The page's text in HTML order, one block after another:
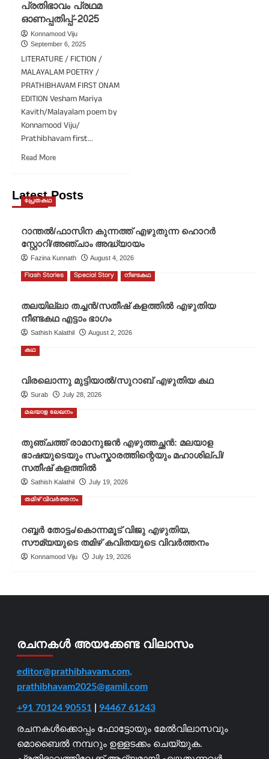
എഴുതിയ,
സൗമ്യയുടെ
തമിഴ്
കവിതയുടെ
വിവർത്തനം
പ്രതിഭാവം പ്രഥമ
ഓണപ്പതിപ്പ്-2025
Konnamood Viju
September 6, 2025
LITERATURE / FICTION /
MALAYALAM POETRY /
PRATHIBHAVAM FIRST ONAM
EDITION Vesham Mariya
Kavith/Malayalam poem by
Konnamood Viju/
Prathibhavam first...
Read MoreRead
വേഷം
മാറിയ
വിജു
എഴുതിയ
കവിത/
പ്രതിഭാവം
പ്രഥമ
Latest Posts
പ്രേതകഥ
റാന്തൽ/ഫാസിന കുന്നത്ത് എഴുതുന്ന ഹൊറർ
സ്റ്റോറി/അഞ്ചാം അദ്ധ്യായം
Fazina Kunnath August 4, 2026
Flash Stories Special Story നീണ്ടകഥ
തലയില്ലാ തച്ചൻ/സതീഷ് കളത്തിൽ എഴുതിയ
നീണ്ടകഥ എട്ടാം ഭാഗം
Sathish Kalathil August 2, 2026
കഥ
വിരലൊന്നു മുട്ടിയാൽ/സുറാബ് എഴുതിയ കഥ
Surab July 28, 2026
മലയാള ലേഖനം
തുഞ്ചത്ത് രാമാനുജൻ എഴുത്തച്ഛൻ: മലയാള
ഭാഷയുടെയും സംസ്കാരത്തിന്റെയും മഹാശില്പി/
സതീഷ് കളത്തിൽ
Sathish Kalathil July 19, 2026
തമിഴ് വിവർത്തനം
റബ്ബർ തോട്ടം/കൊന്നമൂട് വിജു എഴുതിയ,
സൗമ്യയുടെ തമിഴ് കവിതയുടെ വിവർത്തനം
Konnamood Viju July 19, 2026
രചനകൾ അയക്കേണ്ട വിലാസം
editor@prathibhavam.com,
prathibhavam2025@gamil.com
+91 70124 90551| 94467 61243
രചനകൾക്കൊപ്പം ഫോട്ടോയും മേൽവിലാസവും
മൊബൈൽ നമ്പറും ഉള്ളടക്കം ചെയ്യുക.